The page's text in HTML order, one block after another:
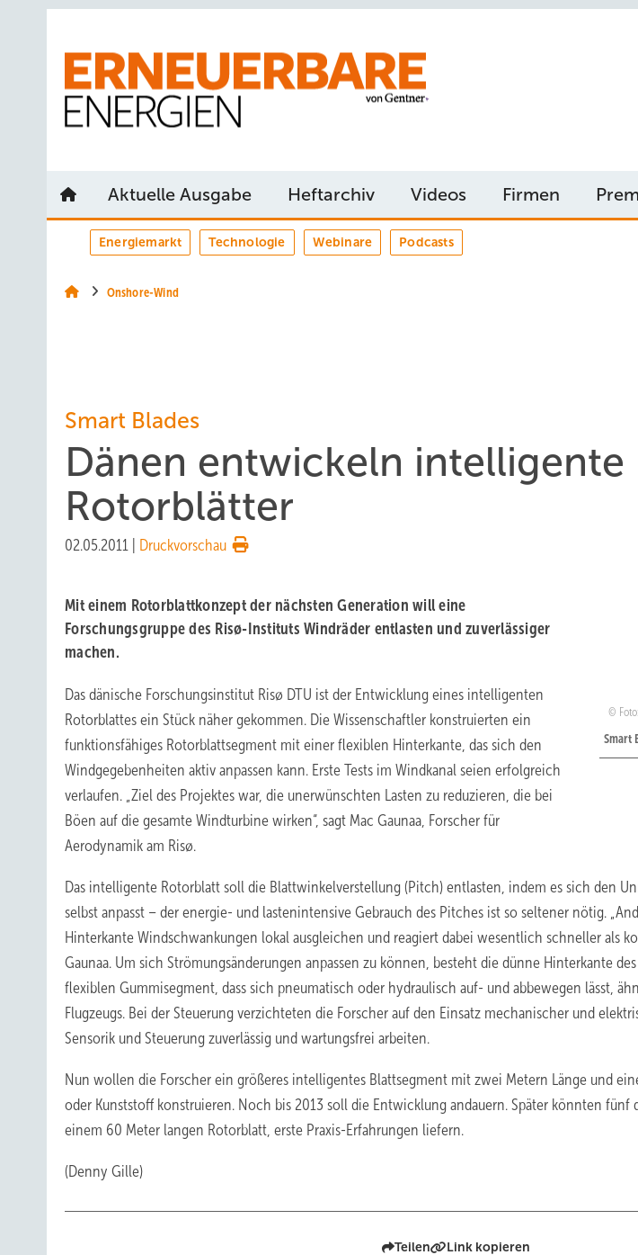
Aktuelle Ausgabe Heftarchiv Videos Firmen
Energiemarkt Technologie Webinare Podcasts
Onshore-Wind
Smart Blades
Dänen entwickeln intelligente
Rotorblätter
02.05.2011 Druckvorschau
Smart
Mit einem Rotorblattkonzept der nächsten Generation will eine
Forschungsgruppe des Risø-Instituts Windräder entlasten und zuverlässiger
machen.
Das dänische Forschungsinstitut Risø DTU ist der Entwicklung eines intelligenten
Rotorblattes ein Stück näher gekommen. Die Wissenschaftler konstruierten ein
funktionsfähiges Rotorblattsegment mit einer flexiblen Hinterkante, das sich den
Windgegebenheiten aktiv anpassen kann. Erste Tests im Windkanal seien erfolgreich
verlaufen. „Ziel des Projektes war, die unerwünschten Lasten zu reduzieren, die bei
Böen auf die gesamte Windturbine wirken“, sagt Mac Gaunaa, Forscher für
Aerodynamik am Risø.
Das intelligente Rotorblatt soll die Blattwinkelverstellung (Pitch) entlasten, indem es sich den
selbst anpasst – der energie- und lastenintensive Gebrauch des Pitches ist so seltener nötig.
Hinterkante Windschwankungen lokal ausgleichen und reagiert dabei wesentlich schneller als
Gaunaa. Um sich Strömungsänderungen anpassen zu können, besteht die dünne Hinterkante
flexiblen Gummisegment, dass sich pneumatisch oder hydraulisch auf- und abbewegen lässt,
Flugzeugs. Bei der Steuerung verzichteten die Forscher auf den Einsatz mechanischer und
Sensorik und Steuerung zuverlässig und wartungsfrei arbeiten.
Nun wollen die Forscher ein größeres intelligentes Blattsegment mit zwei Metern Länge und
oder Kunststoff konstruieren. Noch bis 2013 soll die Entwicklung andauern. Später könnten fünf
einem 60 Meter langen Rotorblatt, erste Praxis-Erfahrungen liefern.
(Denny Gille)
Teilen Link kopieren